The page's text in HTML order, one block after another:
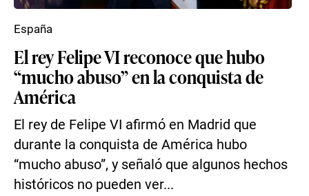
El rey Felipe VI reconoce que hubo
“mucho abuso” en la conquista de
América
El rey de Felipe VI afirmó en Madrid que
durante la conquista de América hubo
“mucho abuso”, y señaló que algunos hechos
históricos no pueden ver...
España